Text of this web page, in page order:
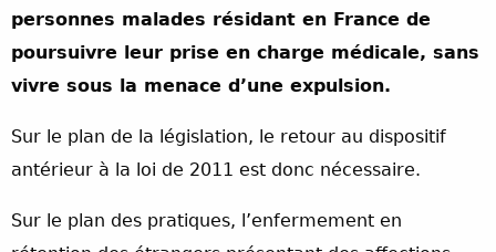
personnes malades résidant en France de
poursuivre leur prise en charge médicale, sans
vivre sous la menace d’une expulsion.
Sur le plan de la législation, le retour au dispositif
antérieur à la loi de 2011 est donc nécessaire.
Sur le plan des pratiques, l’enfermement en